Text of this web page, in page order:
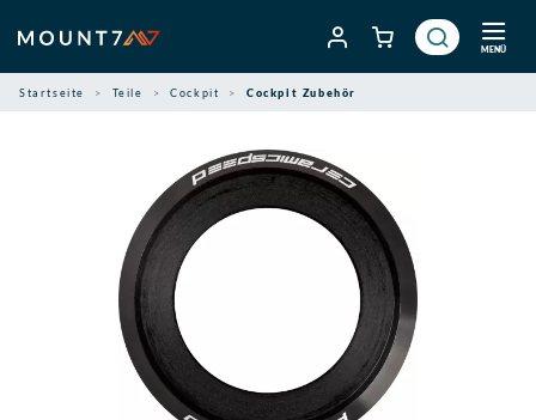
Inhalt
springen
MENÜ
Startseite Teile Cockpit Cockpit Zubehör